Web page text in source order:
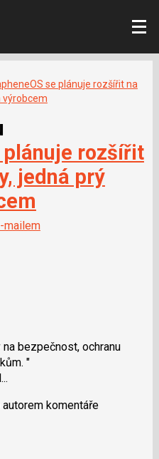
se plánuje rozšířit na
výrobcem
plánuje rozšířit
jedná prý
mailem
na bezpečnost, ochranu
"
komentáře